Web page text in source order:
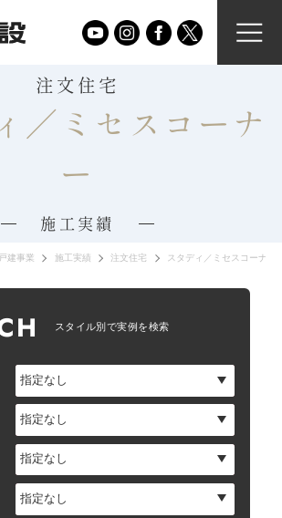
注文住宅
／ミセスコーナ
ー
施工実績
戸建事業 施工実績 注文住宅 スタディ／ミセスコーナー
スタイル別で実例を検索